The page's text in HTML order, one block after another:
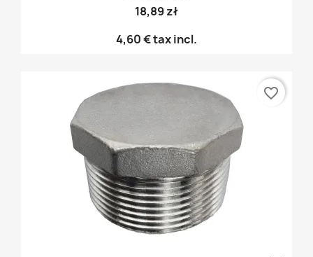
18,89 zł
4,60 €tax incl.
favorite_border